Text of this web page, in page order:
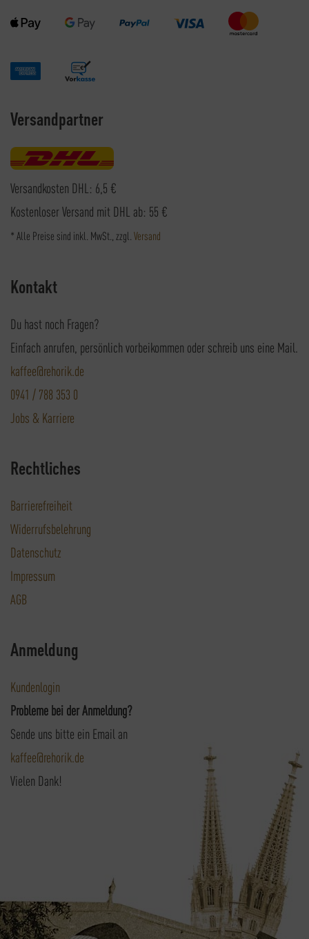
Versandpartner
Versandkosten DHL: 6,5 €
Kostenloser Versand mit DHL ab: 55 €
* Alle Preise sind inkl. MwSt., zzgl. Versand
Kontakt
Du hast noch Fragen?
Einfach anrufen, persönlich vorbeikommen oder schreib uns eine Mail.
kaffee@rehorik.de
0941 / 788 353 0
Jobs & Karriere
Rechtliches
Barrierefreiheit
Widerrufsbelehrung
Datenschutz
Impressum
AGB
Anmeldung
Kundenlogin
Probleme bei der Anmeldung?
Sende uns bitte ein Email an
kaffee@rehorik.de
Vielen Dank!